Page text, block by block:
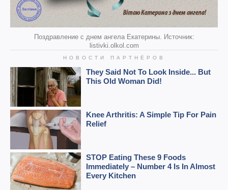
Поздравление с днем ангела Екатерины. Источник:
listivki.olkol.com